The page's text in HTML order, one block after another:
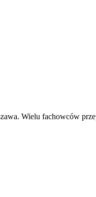
Wielu fachowców